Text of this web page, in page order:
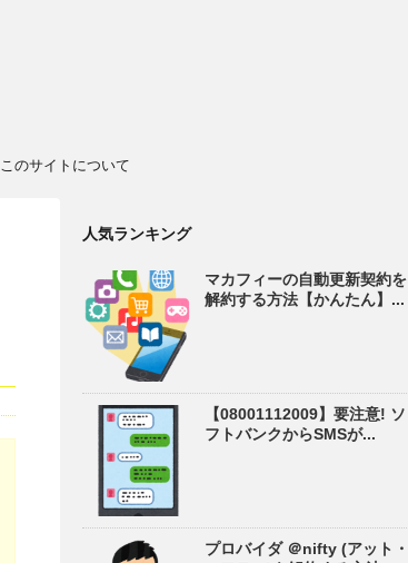
このサイトについて
人気ランキング
マカフィーの自動更新契約を
解約する方法【かんたん】...
【08001112009】要注意! ソ
フトバンクからSMSが...
プロバイダ ＠nifty (アット・